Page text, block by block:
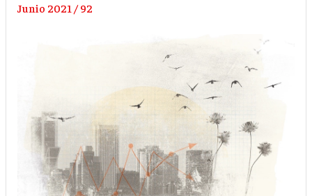
Junio 2021 / 92